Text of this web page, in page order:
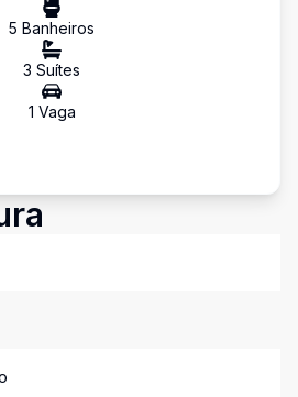
5 Banheiros
3 Suítes
1 Vaga